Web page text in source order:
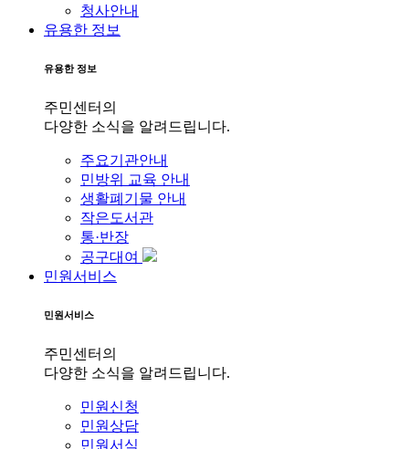
청사안내
유용한 정보
유용한 정보
주민센터의
다양한 소식을 알려드립니다.
주요기관안내
민방위 교육 안내
생활폐기물 안내
작은도서관
통·반장
공구대여
민원서비스
민원서비스
주민센터의
다양한 소식을 알려드립니다.
민원신청
민원상담
민원서식